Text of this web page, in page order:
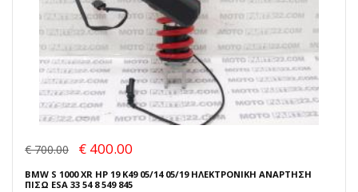
€ 700.00 € 400.00
BMW S 1000 XR HP 19 K49 05/14 05/19 ΗΛΕΚΤΡΟΝΙΚΗ ΑΝΑΡΤΗΣΗ
ΠΙΣΩ ESA 33 54 8 549 845